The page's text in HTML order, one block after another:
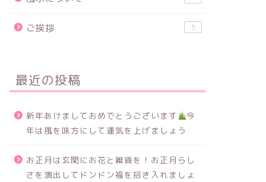
ご挨拶 5
最近の投稿
新年あけましておめでとうございます
今
年は風を味方にして運気を上げましょう
お正月は玄関にお花と雑貨を！お正月らし
さを演出してドンドン福を招き入れましょ